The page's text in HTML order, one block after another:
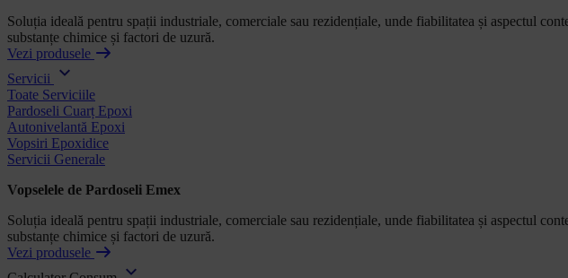
Soluția ideală pentru spații industriale, comerciale sau rezidențiale, unde fiabilitatea și aspectul
substanțe chimice și factori de uzură.
Vezi produsele
Servicii
Toate Serviciile
Pardoseli Cuarț Epoxi
Autonivelantă Epoxi
Vopsiri Epoxidice
Servicii Generale
Vopselele de Pardoseli Emex
Soluția ideală pentru spații industriale, comerciale sau rezidențiale, unde fiabilitatea și aspectul
substanțe chimice și factori de uzură.
Vezi produsele